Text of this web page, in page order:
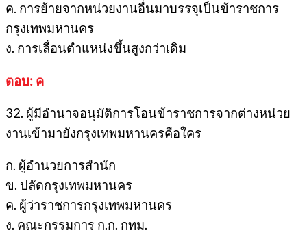
ค. การย้ายจากหน่วยงานอื่นมาบรรจุเป็นข้าราชการ
กรุงเทพมหานคร
ง. การเลื่อนตำแหน่งขึ้นสูงกว่าเดิม
ตอบ: ค
32. ผู้มีอำนาจอนุมัติการโอนข้าราชการจากต่างหน่วย
งานเข้ามายังกรุงเทพมหานครคือใคร
ก. ผู้อำนวยการสำนัก
ข. ปลัดกรุงเทพมหานคร
ค. ผู้ว่าราชการกรุงเทพมหานคร
ง. คณะกรรมการ ก.ก. กทม.